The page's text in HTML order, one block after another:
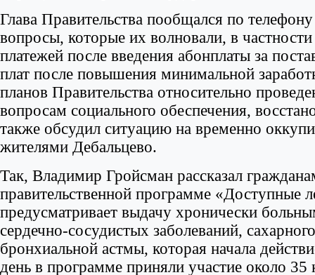
Глава Правительства пообщался по
вопросы, которые их волновали, в
платежей после введения абонплаты за
плат после повышения минимальной
планов Правительства относительно
вопросам социального обеспечения,
также обсудил ситуацию на временно
жителями Дебальцево.
Так, Владимир Гройсман рассказал
правительственной программе «Доступные
предусматривает выдачу хронически
сердечно-сосудистых заболеваний,
бронхиальной астмы, которая начала
день в программе приняли участие около 35